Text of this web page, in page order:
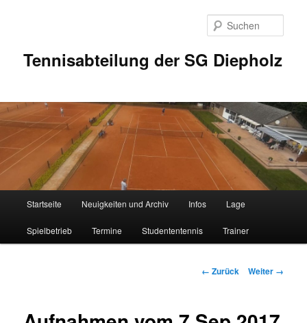
Tennisabteilung der SG Diepholz
Startseite Neuigkeiten und Archiv Infos Lage
Spielbetrieb Termine Studententennis Trainer
Bilder-
← Zurück Weiter →